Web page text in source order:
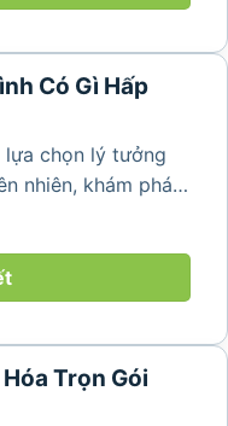
Có Gì Hấp
lựa chọn lý tưởng
nhiên, khám phá
nghỉ dưỡng yên
hành trình có
Trọn Gói